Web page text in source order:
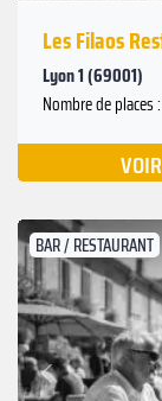
Les Filaos
Lyon 1 (69001)
Nombre de places
VOIR
BAR / RESTAURANT
Précédent